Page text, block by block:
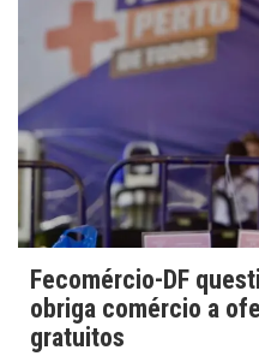
Fecomércio-DF
obriga comércio a
gratuitos